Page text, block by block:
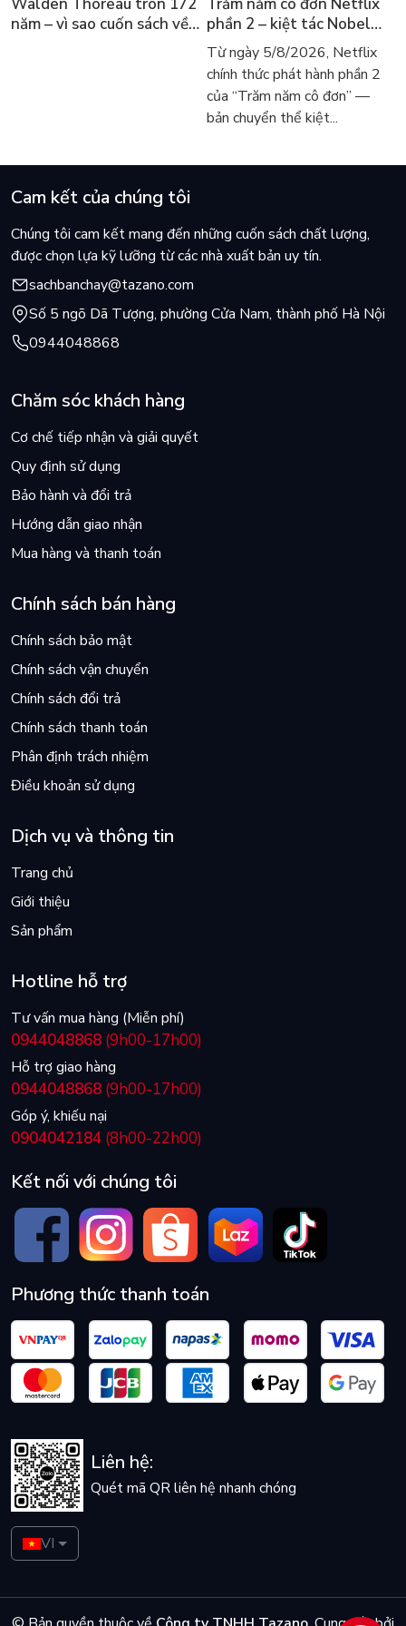
năm – vì sao cuốn sách về
phần 2 – kiệt tác Nobel
trở lại màn ảnh, dòng
người tìm đọc lại García
Márquez
Từ ngày 5/8/2026, Netflix
chính thức phát hành phần 2
của “Trăm năm cô đơn” —
bản chuyển thể kiệt...
Cam kết của chúng tôi
Chúng tôi cam kết mang đến những cuốn sách chất lượng,
được chọn lựa kỹ lưỡng từ các nhà xuất bản uy tín.
sachbanchay@tazano.com
Số 5 ngõ Dã Tượng, phường Cửa Nam, thành phố Hà Nội
0944048868
Chăm sóc khách hàng
Cơ chế tiếp nhận và giải quyết
Quy định sử dụng
Bảo hành và đổi trả
Hướng dẫn giao nhận
Mua hàng và thanh toán
Chính sách bán hàng
Chính sách bảo mật
Chính sách vận chuyển
Chính sách đổi trả
Chính sách thanh toán
Phân định trách nhiệm
Điều khoản sử dụng
Dịch vụ và thông tin
Trang chủ
Giới thiệu
Sản phẩm
Hotline hỗ trợ
Tư vấn mua hàng (Miễn phí)
0944048868 (9h00-17h00)
Hỗ trợ giao hàng
0944048868 (9h00-17h00)
Góp ý, khiếu nại
0904042184 (8h00-22h00)
Kết nối với chúng tôi
Phương thức thanh toán
Liên hệ:
Quét mã QR liên hệ nhanh chóng
VI